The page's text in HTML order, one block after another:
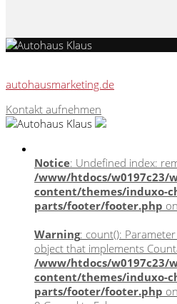
autohausmarketing.de
Kontakt aufnehmen
Notice: Undefined index:
/www/htdocs/w0197c23/
content/themes/induxo-
parts/footer/footer.php
Warning: count():
object that implements
/www/htdocs/w0197c23/
content/themes/induxo-
parts/footer/footer.php